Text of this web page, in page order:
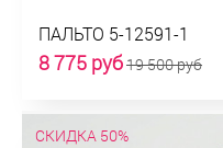
ПАЛЬТО 5-12591-1
8 775 руб19 500 руб
СКИДКА 50%